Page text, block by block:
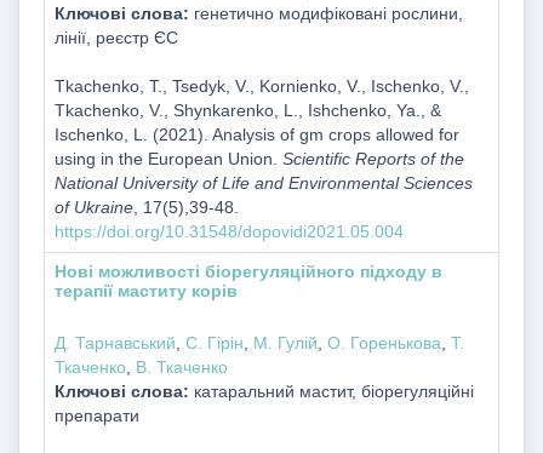
Ключові слова: генетично модифіковані рослини,
лінії, реєстр ЄС
Tkachenko, T., Tsedyk, V., Kornienko, V., Ischenko, V.,
Tkachenko, V., Shynkarenko, L., Ishchenko, Ya., &
Ischenko, L. (2021). Analysis of gm crops allowed for
using in the European Union. Scientific Reports of the
National University of Life and Environmental Sciences
of Ukraine, 17(5),39-48.
https://doi.org/10.31548/dopovidi2021.05.004
Нові можливості біорегуляційного підходу в
терапії маститу корів
Д. Тарнавський С. Гірін М. Гулій О. Горенькова Т.
Ткаченко, В. Ткаченко
Ключові слова: катаральний мастит, біорегуляційні
препарати